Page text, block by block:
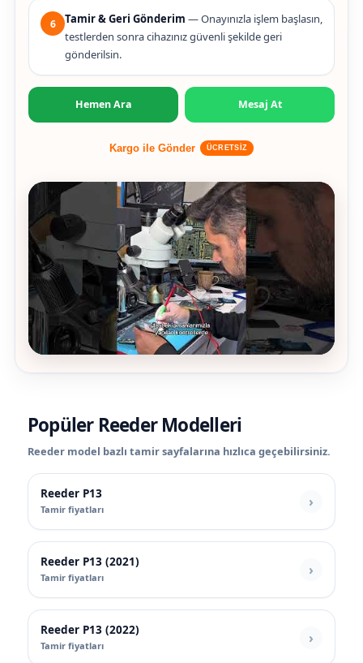
6 Tamir & Geri Gönderim — Onayınızla işlem başlasın,
testlerden sonra cihazınız güvenli şekilde geri
gönderilsin.
Hemen Ara Mesaj At
Kargo ile Gönder ÜCRETSİZ
Popüler Reeder Modelleri
Reeder model bazlı tamir sayfalarına hızlıca geçebilirsiniz.
Reeder P13
Tamir fiyatları
Reeder P13 (2021)
Tamir fiyatları
Reeder P13 (2022)
Tamir fiyatları